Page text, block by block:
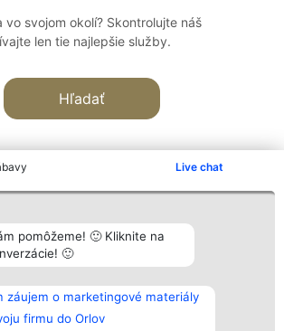
Live chat
pomôžeme! 🙂 Kliknite na
🙂
záujem o marketingové materiály
firmu do Orlov
svojom okolí? Skontrolujte náš
len tie najlepšie služby.
Hľadať
o.
Hodnotenie
Laureáti
Lista
Laureatów
Podmienky
Obchodné
podmienky
Kontakt
Kontakt